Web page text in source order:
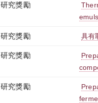
研究獎勵
研究獎勵 具有
研究獎勵
研究獎勵